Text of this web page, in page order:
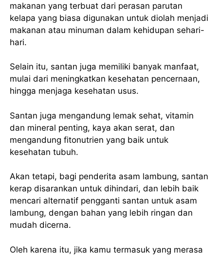
makanan yang terbuat dari perasan parutan
kelapa yang biasa digunakan untuk diolah menjadi
makanan atau minuman dalam kehidupan sehari-
hari.
Selain itu, santan juga memiliki banyak manfaat,
mulai dari meningkatkan kesehatan pencernaan,
hingga menjaga kesehatan usus.
Santan juga mengandung lemak sehat, vitamin
dan mineral penting, kaya akan serat, dan
mengandung fitonutrien yang baik untuk
kesehatan tubuh.
Akan tetapi, bagi penderita asam lambung, santan
kerap disarankan untuk dihindari, dan lebih baik
mencari alternatif pengganti santan untuk asam
lambung, dengan bahan yang lebih ringan dan
mudah dicerna.
Oleh karena itu, jika kamu termasuk yang merasa